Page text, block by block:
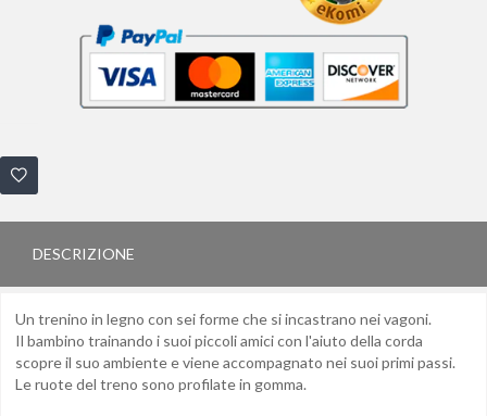
DESCRIZIONE
Un trenino in legno con sei forme che si incastrano nei vagoni.
Il bambino trainando i suoi piccoli amici con l'aiuto della corda
scopre il suo ambiente e viene accompagnato nei suoi primi passi.
Le ruote del treno sono profilate in gomma.